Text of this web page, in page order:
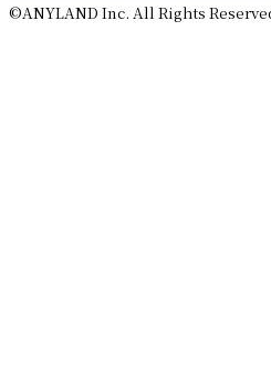
©ANYLAND Inc. All Rights